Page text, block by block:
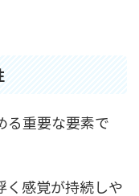
る重要な要素で
く感覚が持続しや